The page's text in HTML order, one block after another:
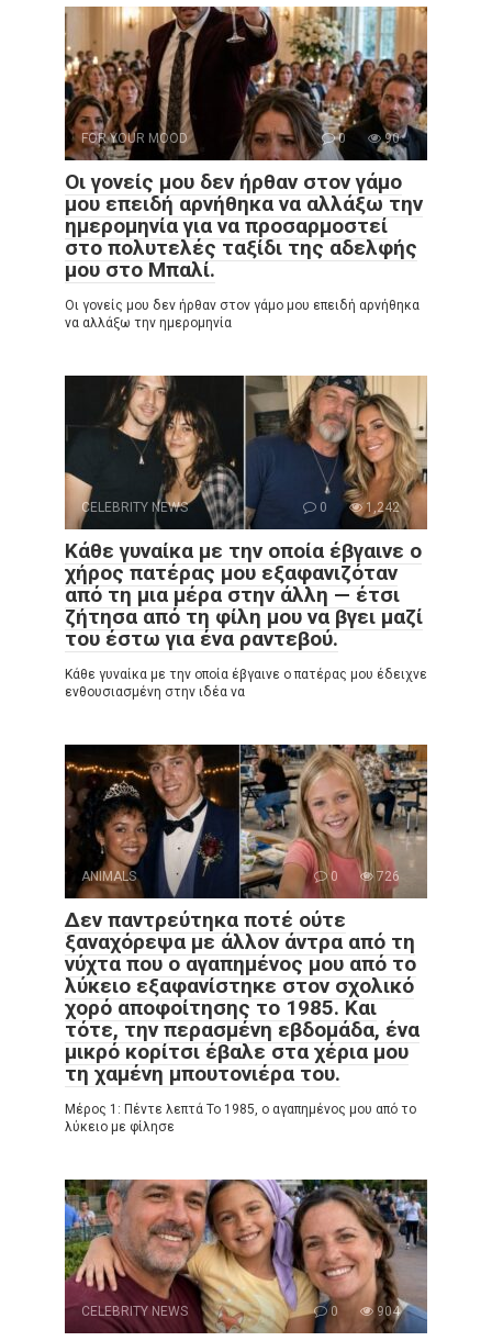
FOR YOUR MOOD 0 90
Οι γονείς μου δεν ήρθαν στον γάμο
μου επειδή αρνήθηκα να αλλάξω την
ημερομηνία για να προσαρμοστεί
στο πολυτελές ταξίδι της αδελφής
μου στο Μπαλί.
Οι γονείς μου δεν ήρθαν στον γάμο μου επειδή αρνήθηκα
να αλλάξω την ημερομηνία
CELEBRITY NEWS 0 1,242
Κάθε γυναίκα με την οποία έβγαινε ο
χήρος πατέρας μου εξαφανιζόταν
από τη μια μέρα στην άλλη — έτσι
ζήτησα από τη φίλη μου να βγει μαζί
του έστω για ένα ραντεβού.
Κάθε γυναίκα με την οποία έβγαινε ο πατέρας μου έδειχνε
ενθουσιασμένη στην ιδέα να
ANIMALS 0 726
Δεν παντρεύτηκα ποτέ ούτε
ξαναχόρεψα με άλλον άντρα από τη
νύχτα που ο αγαπημένος μου από το
λύκειο εξαφανίστηκε στον σχολικό
χορό αποφοίτησης το 1985. Και
τότε, την περασμένη εβδομάδα, ένα
μικρό κορίτσι έβαλε στα χέρια μου
τη χαμένη μπουτονιέρα του.
Μέρος 1: Πέντε λεπτά Το 1985, ο αγαπημένος μου από το
λύκειο με φίλησε
CELEBRITY NEWS 0 904